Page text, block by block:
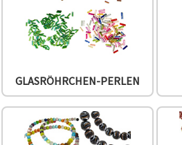
GLASRÖHRCHEN-PERLEN